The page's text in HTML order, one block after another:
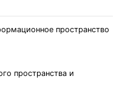
пространство
пространства и